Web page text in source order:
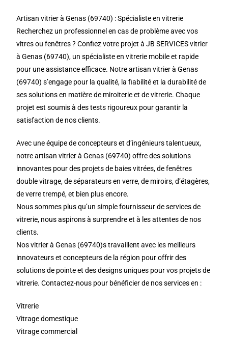
Artisan vitrier à Genas (69740) : Spécialiste en vitrerie
Recherchez un professionnel en cas de problème avec vos
vitres ou fenêtres ? Confiez votre projet à JB SERVICES vitrier
à Genas (69740), un spécialiste en vitrerie mobile et rapide
pour une assistance efficace. Notre artisan vitrier à Genas
(69740) s’engage pour la qualité, la fiabilité et la durabilité de
ses solutions en matière de miroiterie et de vitrerie. Chaque
projet est soumis à des tests rigoureux pour garantir la
satisfaction de nos clients.
Avec une équipe de concepteurs et d’ingénieurs talentueux,
notre artisan vitrier à Genas (69740) offre des solutions
innovantes pour des projets de baies vitrées, de fenêtres
double vitrage, de séparateurs en verre, de miroirs, d’étagères,
de verre trempé, et bien plus encore.
Nous sommes plus qu’un simple fournisseur de services de
vitrerie, nous aspirons à surprendre et à les attentes de nos
clients.
Nos vitrier à Genas (69740)s travaillent avec les meilleurs
innovateurs et concepteurs de la région pour offrir des
solutions de pointe et des designs uniques pour vos projets de
vitrerie. Contactez-nous pour bénéficier de nos services en :
Vitrerie
Vitrage domestique
Vitrage commercial